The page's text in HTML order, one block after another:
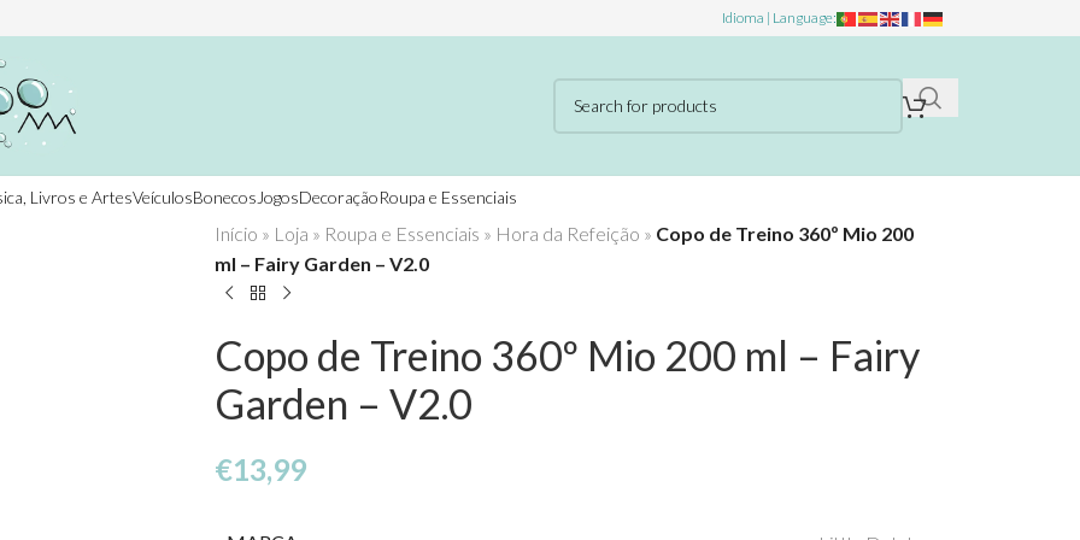
Idioma | Language:
Livros e ArtesVeículosBonecos JogosDecoraçãoRoupa e Essenciais
Início » Loja » Roupa e Essenciais » Hora da Refeição » Copo de Treino 360º Mio 200
ml – Fairy Garden – V2.0
Copo de Treino 360º Mio 200 ml – Fairy
Garden – V2.0
€13,99